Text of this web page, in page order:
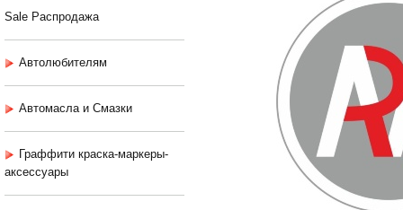
Sale Распродажа
Автолюбителям
Автомасла и Смазки
Граффити краска-маркеры-
аксессуары